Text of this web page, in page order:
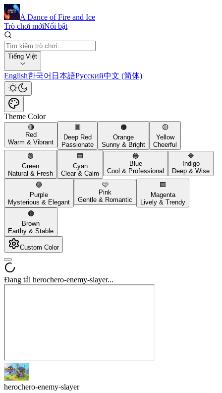
A Dance of Fire and Ice
Trò chơi mớiNổi bật
Tiếng Việt
English한국어 日本語Русский中文 (简体)
Theme Color
🔴
Red
Warm & Vibrant
🟥
Deep Red
Passionate
🟠
Orange
Sunny & Bright
🟡
Yellow
Cheerful
🟢
Green
Natural & Fresh
🟦
Cyan
Clear & Calm
🔵
Blue
Cool & Professional
🔷
Indigo
Deep & Wise
🟣
Purple
Mysterious & Elegant
🩷
Pink
Gentle & Romantic
🟪
Magenta
Lively & Trendy
🟤
Brown
Earthy & Stable
Custom Color
Đang tải herochero-enemy-slayer...
herochero-enemy-slayer